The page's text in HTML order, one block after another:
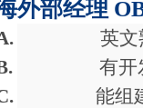
外部经理
英文
有开
能组